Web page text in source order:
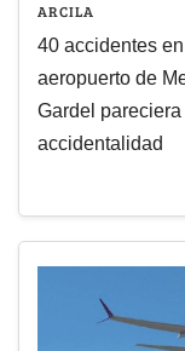
ARCILA
40 accidentes
aeropuerto de
Gardel
accidentalidad